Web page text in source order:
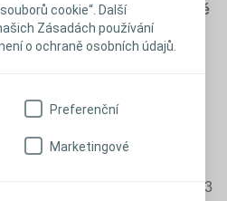
cookie“. Další
Zásadách používání
o ochraně osobních údajů.
Preferenční
Marketingové
že ovoce může mít projímavé
stomie.K celkovému příjmu
přispět mléčné nápoje a
Praha
PM-26563